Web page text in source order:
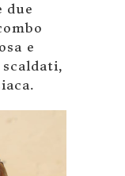
due
e